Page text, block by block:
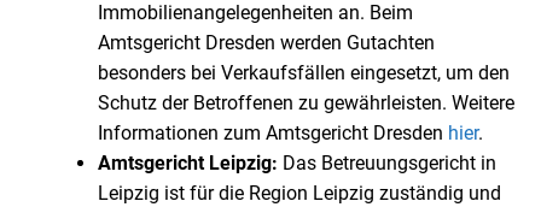
Immobilienangelegenheiten an. Beim
Amtsgericht Dresden werden Gutachten
besonders bei Verkaufsfällen eingesetzt, um den
Schutz der Betroffenen zu gewährleisten. Weitere
Informationen zum Amtsgericht Dresden hier.
Amtsgericht Leipzig: Das Betreuungsgericht in
Leipzig ist für die Region Leipzig zuständig und